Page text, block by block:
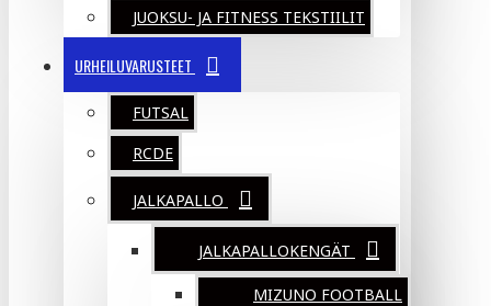
JUOKSU- JA FITNESS TEKSTIILIT
URHEILUVARUSTEET
FUTSAL
RCDE
JALKAPALLO
JALKAPALLOKENGÄT
MIZUNO FOOTBALL